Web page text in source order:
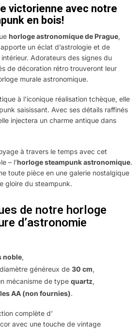
victorienne avec notre
en bois!
horloge astronomique de Prague,
un éclat d’astrologie et de
Adorateurs des signes du
de décoration rétro trouveront leur
murale astronomique.
à l’iconique réalisation tchèque, elle
saisissant. Avec ses détails raffinés
injectera un charme antique dans
à travers le temps avec cet
– l’horloge steampunk astronomique.
toute pièce en une galerie nostalgique
gloire du steampunk.
de notre horloge
d’astronomie
noble,
généreux de 30 cm,
mécanisme de type quartz,
AA (non fournies).
complète d’
avec une touche de vintage